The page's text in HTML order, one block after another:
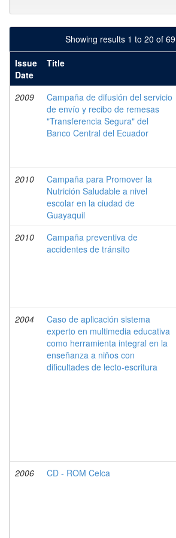
Showing results 1 to 20 of 69
Issue
Date
Title
2009
Campaña de difusión del servicio
de envío y recibo de remesas
"Transferencia Segura" del
Banco Central del Ecuador
2010
Campaña para Promover la
Nutrición Saludable a nivel
escolar en la ciudad de
Guayaquil
2010
Campaña preventiva de
accidentes de tránsito
2004
Caso de aplicación sistema
experto en multimedia educativa
como herramienta integral en la
enseñanza a niños con
dificultades de lecto-escritura
2006
CD - ROM Celca